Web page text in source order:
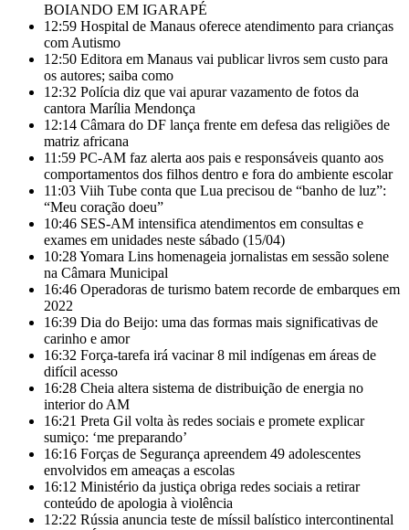
BOIANDO EM IGARAPÉ
12:59 Hospital de Manaus oferece atendimento para crianças
com Autismo
12:50 Editora em Manaus vai publicar livros sem custo para
os autores; saiba como
12:32 Polícia diz que vai apurar vazamento de fotos da
cantora Marília Mendonça
12:14 Câmara do DF lança frente em defesa das religiões de
matriz africana
11:59 PC-AM faz alerta aos pais e responsáveis quanto aos
comportamentos dos filhos dentro e fora do ambiente escolar
11:03 Viih Tube conta que Lua precisou de “banho de luz”:
“Meu coração doeu”
10:46 SES-AM intensifica atendimentos em consultas e
exames em unidades neste sábado (15/04)
10:28Yomara Lins homenageia jornalistas em sessão solene
na Câmara Municipal
16:46 Operadoras de turismo batem recorde de embarques em
2022
16:39 Dia do Beijo: uma das formas mais significativas de
carinho e amor
16:32 Força-tarefa irá vacinar 8 mil indígenas em áreas de
difícil acesso
16:28 Cheia altera sistema de distribuição de energia no
interior do AM
16:21 Preta Gil volta às redes sociais e promete explicar
sumiço: ‘me preparando’
16:16 Forças de Segurança apreendem 49 adolescentes
envolvidos em ameaças a escolas
16:12 Ministério da justiça obriga redes sociais a retirar
conteúdo de apologia à violência
12:22 Rússia anuncia teste de míssil balístico intercontinental